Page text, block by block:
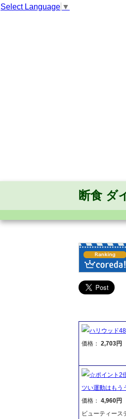
Select Language ▼
断食 ダ
ハリウッド
価格： 2,703円
☆ポイント2
ツい運動はもう
価格： 4,960円
ビューティース